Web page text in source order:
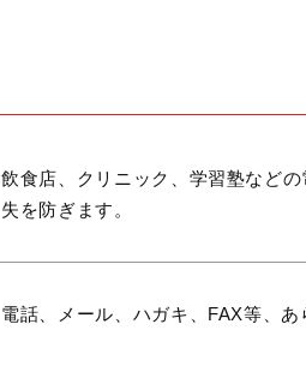
飲食店、クリニック、学習塾など
失を防ぎます。
電話、メール、ハガキ、FAX等、